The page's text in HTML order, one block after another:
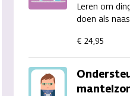
Leren om
doen als
€ 24,95